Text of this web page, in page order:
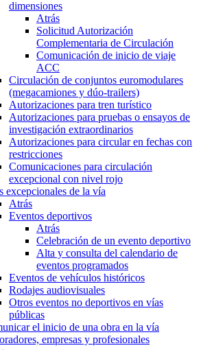
dimensiones
Atrás
Solicitud Autorización
Complementaria de Circulación
Comunicación de inicio de viaje
ACC
Circulación de conjuntos euromodulares
(megacamiones y dúo-trailers)
Autorizaciones para tren turístico
Autorizaciones para pruebas o ensayos de
investigación extraordinarios
Autorizaciones para circular en fechas con
restricciones
Comunicaciones para circulación
excepcional con nivel rojo
excepcionales de la vía
Atrás
Eventos deportivos
Atrás
Celebración de un evento deportivo
Alta y consulta del calendario de
eventos programados
Eventos de vehículos históricos
Rodajes audiovisuales
Otros eventos no deportivos en vías
públicas
el inicio de una obra en la vía
empresas y profesionales